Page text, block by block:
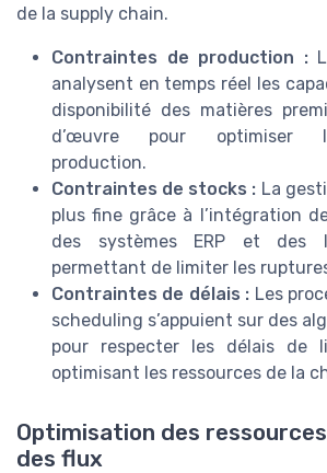
de la supply chain.
Contraintes de production :
analysent en temps réel les
disponibilité des matières
d’œuvre pour optimiser
production.
Contraintes de stocks : La
plus fine grâce à l’intégration
des systèmes ERP et des
permettant de limiter les
Contraintes de délais : Les
scheduling s’appuient sur des
pour respecter les délais de
optimisant les ressources de la
Optimisation des
des flux